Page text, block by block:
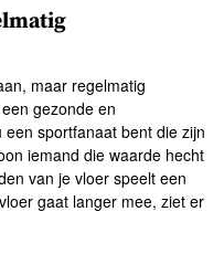
maar regelmatig
gezonde en
sportfanaat bent die zijn
iemand die waarde hecht
van je vloer speelt een
gaat langer mee, ziet er